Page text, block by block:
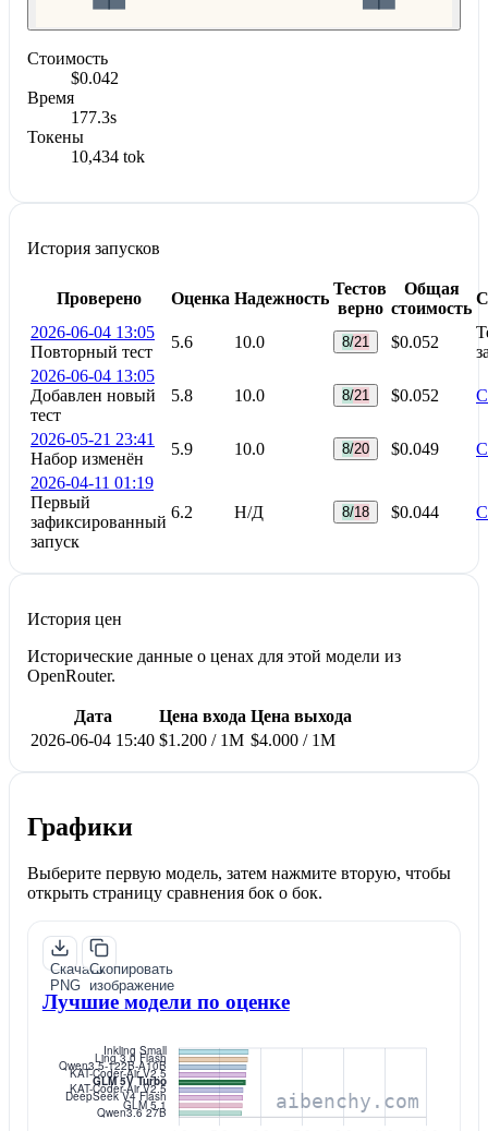
Стоимость
$0.042
Время
177.3s
Токены
10,434 tok
История запусков
Проверено Оценка Надежность
Тестов
верно
Общая
стоимость
2026-06-04 13:05
Повторный тест
5.6 10.0 8/21 $0.052
2026-06-04 13:05
Добавлен новый
тест
5.8 10.0 8/21 $0.052
2026-05-21 23:41
Набор изменён
5.9 10.0 8/20 $0.049
2026-04-11 01:19
Первый
зафиксированный
запуск
6.2 Н/Д 8/18 $0.044
История цен
Исторические данные о ценах для этой модели из
OpenRouter.
Дата Цена входа Цена выхода
2026-06-04 15:40 $1.200 / 1M $4.000 / 1M
Графики
Выберите первую модель, затем нажмите вторую, чтобы
открыть страницу сравнения бок о бок.
Скачать
PNG
Скопировать
изображение
Лучшие модели по оценке